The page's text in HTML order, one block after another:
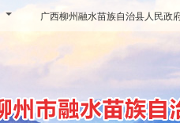
广西柳州融水苗族自治县人民政